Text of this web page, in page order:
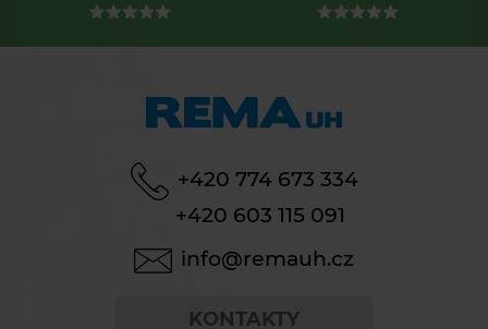
+420 774 673 334
+420 603 115 091
info@remauh.cz
KONTAKTY